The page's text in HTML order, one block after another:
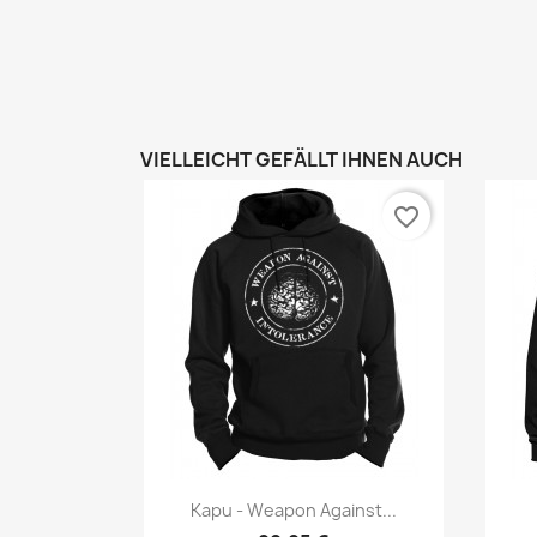
VIELLEICHT GEFÄLLT IHNEN AUCH
Vorschau
Kapu - Weapon Against...
favorite_border